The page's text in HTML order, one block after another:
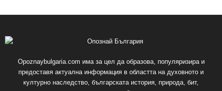
Opoznaybulgaria.com има за цел да образова, популяризира и
предоставя актуална информация в областта на духовното и
културно наследство, българската история, природа, бит,